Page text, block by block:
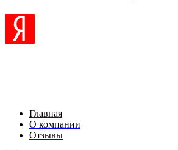
Главная
О компании
Отзывы